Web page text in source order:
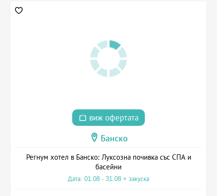
виж офертата
Банско
Регнум хотел в Банско: Луксозна почивка със СПА и
басейни
Дата: 01.08 - 31.08 + закуска